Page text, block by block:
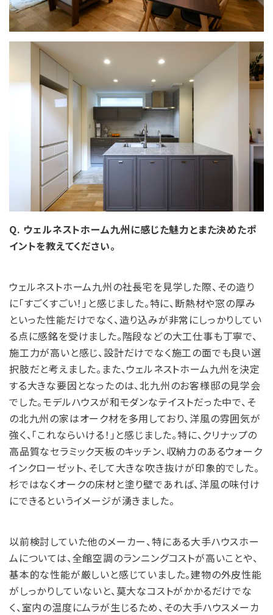
Q. ウェルネストホーム九州に感じた魅力とまた決めたポ
イントを教えてください。
ウェルネストホーム九州の社長宅を見学した際、その造り
に「すごくすごい！」と感じました。特に、断熱材や窓の厚み
といった性能だけでなく、造り込みが非常にしっかりしてい
る点に感銘を受けました。階段などの大工仕事も丁寧で、
施工力が高いと感じ、設計だけでなく施工の面でも良い選
択肢だと考えました。また、ウェルネストホーム九州を決定
する大きな要因となったのは、北九州のお客様邸の見学会
でした。モデルハウスが和モダンなテイストだった中で、そ
の北九州の家はオーク材を多用しており、洋風の雰囲気が
強く、「これならいける！」と感じました。特に、クリナップの
高品質なセラミック天板のキッチン、収納力のあるウォーク
インクローゼット、そして大きな吹き抜けが印象的でした。
杉ではなくオークの床材と塗り壁であれば、洋風の味付け
にできるというイメージが湧きました。
以前検討していた他のメーカー、特にある大手ハウスホー
ムについては、全館空調のランニングコストが高いことや、
基本的な性能が厳しいと感じていました。建物の外皮性能
がしっかりしていないと、莫大なコストがかかるだけでな
く、室内の温度にムラが生じるため、その大手ハウスメーカ